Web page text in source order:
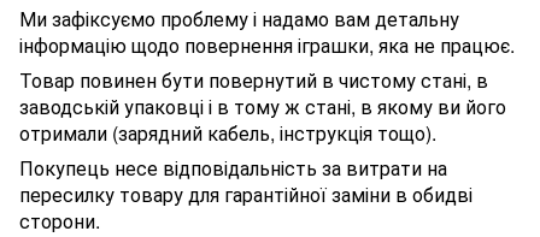
Ми зафіксуємо проблему і надамо вам детальну
інформацію щодо повернення іграшки, яка не працює.
Товар повинен бути повернутий в чистому стані, в
заводській упаковці і в тому ж стані, в якому ви його
отримали (зарядний кабель, інструкція тощо).
Покупець несе відповідальність за витрати на
пересилку товару для гарантійної заміни в обидві
сторони.